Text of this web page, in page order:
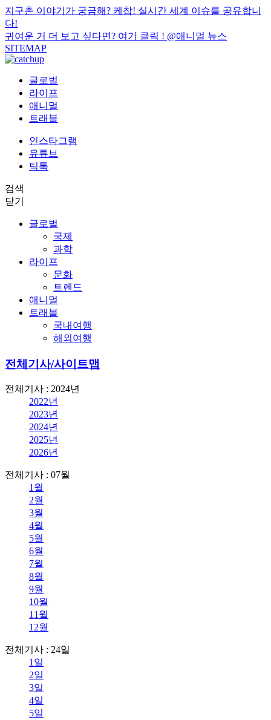
지구촌 이야기가 궁금해? 케찹! 실시간 세계 이슈를 공유합니
다!
귀여운 거 더 보고 싶다면? 여기 클릭 ! @애니멀 뉴스
SITEMAP
글로벌
라이프
애니멀
트래블
인스타그램
유튜브
틱톡
검색
닫기
글로벌
국제
과학
라이프
문화
트렌드
애니멀
트래블
국내여행
해외여행
전체기사/사이트맵
전체기사 : 2024년
2022년
2023년
2024년
2025년
2026년
전체기사 : 07월
1월
2월
3월
4월
5월
6월
7월
8월
9월
10월
11월
12월
전체기사 : 24일
1일
2일
3일
4일
5일